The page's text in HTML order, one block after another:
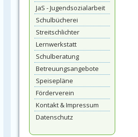
JaS - Jugendsozialarbeit
Schulbücherei
Streitschlichter
Lernwerkstatt
Schulberatung
Betreuungsangebote
Speisepläne
Förderverein
Kontakt & Impressum
Datenschutz